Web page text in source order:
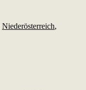
Niederösterreich,